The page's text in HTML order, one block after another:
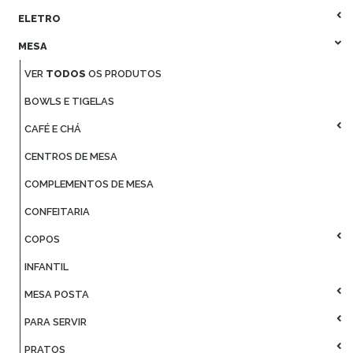
ELETRO
MESA
VER TODOS OS PRODUTOS
BOWLS E TIGELAS
CAFÉ E CHÁ
CENTROS DE MESA
COMPLEMENTOS DE MESA
CONFEITARIA
COPOS
INFANTIL
MESA POSTA
PARA SERVIR
PRATOS